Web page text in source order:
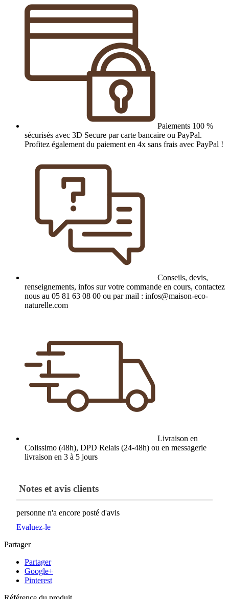
Paiements 100 %
sécurisés avec 3D Secure par carte bancaire ou PayPal.
Profitez également du paiement en 4x sans frais avec PayPal !
Conseils, devis,
renseignements, infos sur votre commande en cours, contactez
nous au 05 81 63 08 00 ou par mail : infos@maison-eco-
naturelle.com
Livraison en
Colissimo (48h), DPD Relais (24-48h) ou en messagerie
livraison en 3 à 5 jours
Notes et avis clients
personne n'a encore posté d'avis
Evaluez-le
Partager
Partager
Google+
Pinterest